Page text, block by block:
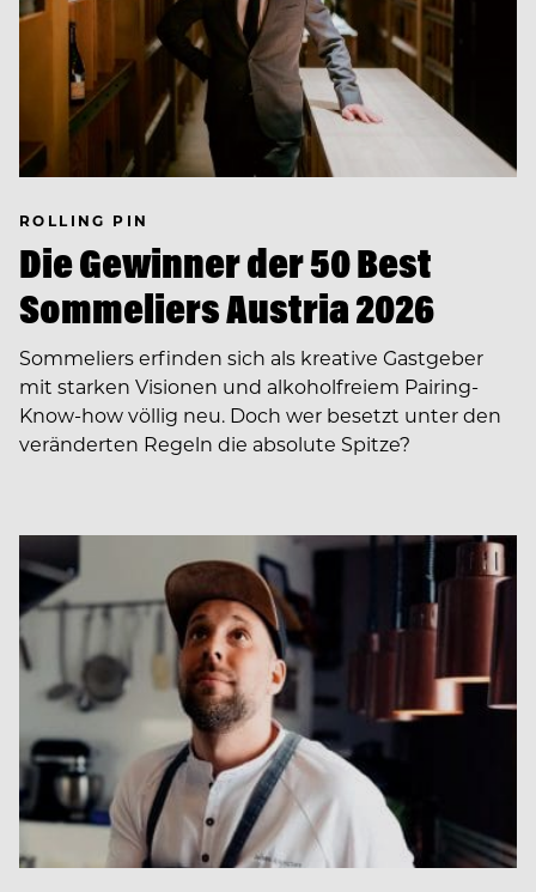
ROLLING PIN
Die Gewinner der 50 Best
Sommeliers Austria 2026
Sommeliers erfinden sich als kreative Gastgeber
mit starken Visionen und alkoholfreiem Pairing-
Know-how völlig neu. Doch wer besetzt unter den
veränderten Regeln die absolute Spitze?